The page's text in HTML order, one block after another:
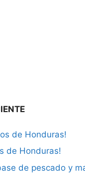
de Honduras!
de Honduras!
de pescado y